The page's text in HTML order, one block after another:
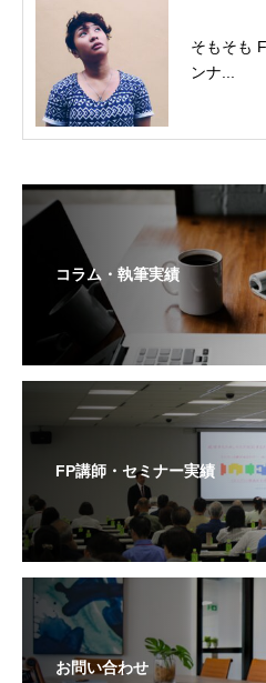
そもそも
ンナ...
コラム・執筆実績
FP講師・セミナー実績
お問い合わせ